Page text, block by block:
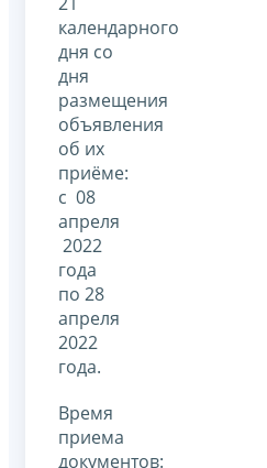
календарного
дня со
дня
размещения
объявления
об их
приёме:
с 08
апреля
2022
года
по 28
апреля
2022
года.
Время
приема
документов: